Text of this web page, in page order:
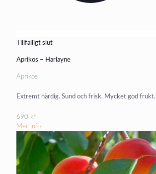
Tillfälligt slut
Aprikos – Harlayne
Aprikos
Extremt härdig. Sund och frisk. Mycket god frukt.
690 kr
Mer info